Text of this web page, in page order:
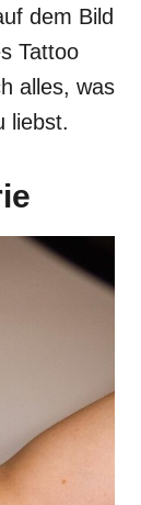
dem Bild
Tattoo
alles, was
liebst.